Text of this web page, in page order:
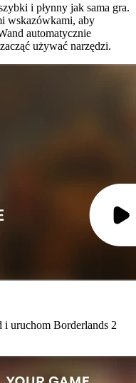
i płynny jak sama gra.
wskazówkami, aby
automatycznie
używać narzędzi.
uruchom Borderlands 2